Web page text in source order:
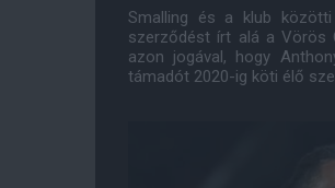
Smalling és a klub
szerződést írt alá a Vörös
azon jogával, hogy
támadót 2020-ig köti élő